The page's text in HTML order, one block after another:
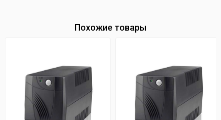
Похожие товары